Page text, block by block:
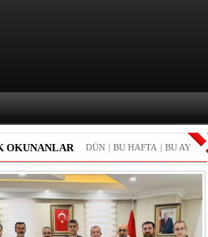
OKUNANLAR BU AY
|
BU HAFTA
|
DÜN